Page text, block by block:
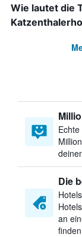
Wie lautet die
Die
an